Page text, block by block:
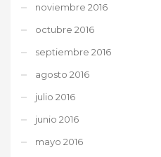
noviembre 2016
octubre 2016
septiembre 2016
agosto 2016
julio 2016
junio 2016
mayo 2016